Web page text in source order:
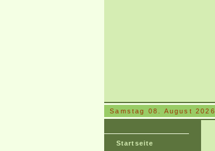
Samstag 08. August 2026
Startseite